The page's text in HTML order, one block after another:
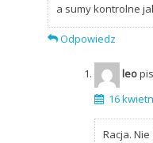
a sumy kontrolne
Odpowiedz
leo
16
Racja. Nie